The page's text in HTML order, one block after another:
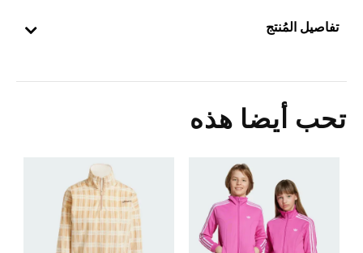
تفاصيل المُنتج
تحب أيضا هذه